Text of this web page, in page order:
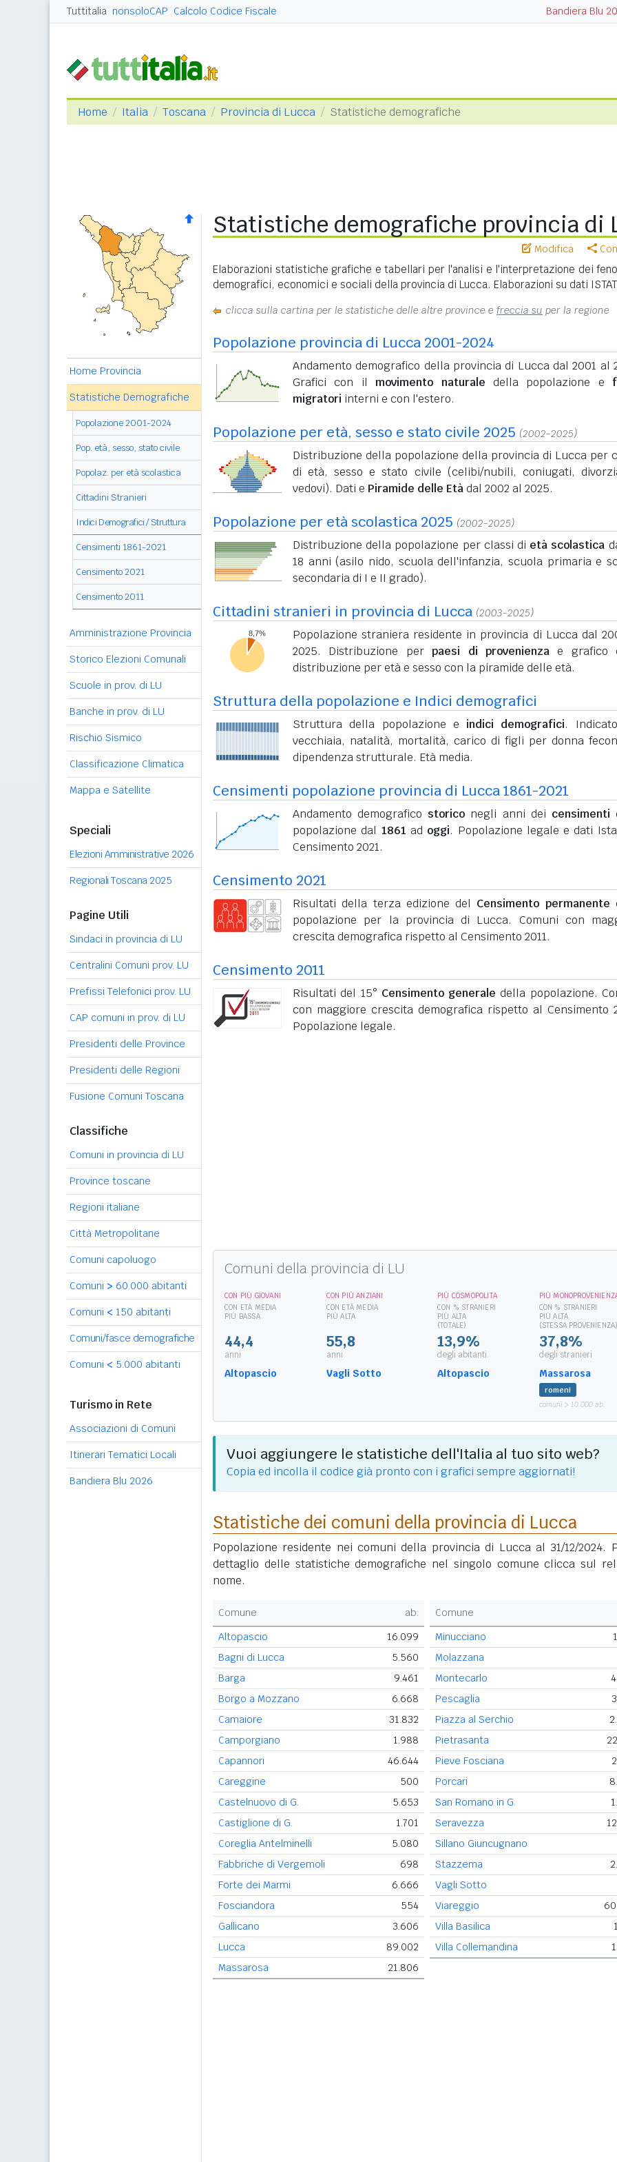
Tuttitalia nonsoloCAP Calcolo Codice Fiscale Bandiera Blu
Home Italia Toscana Provincia di Lucca Statistiche demografiche
Home Provincia
Statistiche Demografiche
Popolazione 2001-2024
Pop. età, sesso, stato civile
Popolaz. per età scolastica
Cittadini Stranieri
Indici Demografici / Struttura
Censimenti 1861-2021
Censimento 2021
Censimento 2011
Amministrazione Provincia
Storico Elezioni Comunali
Scuole in prov. di LU
Banche in prov. di LU
Rischio Sismico
Classificazione Climatica
Mappa e Satellite
Speciali
Elezioni Amministrative 2026
Regionali Toscana 2025
Pagine Utili
Sindaci in provincia di LU
Centralini Comuni prov. LU
Prefissi Telefonici prov. LU
CAP comuni in prov. di LU
Presidenti delle Province
Presidenti delle Regioni
Fusione Comuni Toscana
Classifiche
Comuni in provincia di LU
Province toscane
Regioni italiane
Città Metropolitane
Comuni capoluogo
Comuni > 60.000 abitanti
Comuni < 150 abitanti
Comuni/fasce demografiche
Comuni < 5.000 abitanti
Turismo in Rete
Associazioni di Comuni
Itinerari Tematici Locali
Bandiera Blu 2026
Statistiche demografiche provincia di
Modifica
Elaborazioni statistiche grafiche e tabellari per l'analisi e l'interpretazione dei
demografici, economici e sociali della provincia di Lucca. Elaborazioni su dati
clicca sulla cartina per le statistiche delle altre province e freccia su per la regione
Popolazione provincia di Lucca 2001-2024
Andamento demografico della provincia di Lucca dal 2001 al
Grafici con il movimento naturale della popolazione e
migratori interni e con l'estero.
Popolazione per età, sesso e stato civile 2025 (2002-2025)
Distribuzione della popolazione della provincia di Lucca per
di età, sesso e stato civile (celibi/nubili, coniugati,
vedovi). Dati e Piramide delle Etàdal 2002 al 2025.
Popolazione per età scolastica 2025 (2002-2025)
Distribuzione della popolazione per classi di età scolastica
18 anni (asilo nido, scuola dell'infanzia, scuola primaria e
secondaria di I e II grado).
Cittadini stranieri in provincia di Lucca (2003-2025)
Popolazione straniera residente in provincia di Lucca dal
2025. Distribuzione perpaesi di provenienzae grafico
distribuzione per età e sesso con la piramide delle età.
Struttura della popolazione e Indici demografici
Struttura della popolazione e indici demografici.
vecchiaia, natalità, mortalità, carico di figli per donna
dipendenza strutturale. Età media.
Censimenti popolazione provincia di Lucca 1861-2021
Andamento demografico storico negli anni dei censimenti
popolazione dal 1861 ad oggi. Popolazione legale e dati
Censimento 2021.
Censimento 2021
Risultati della terza edizione del Censimento permanente
popolazione per la provincia di Lucca. Comuni con
crescita demografica rispetto al Censimento 2011.
Censimento 2011
Risultati del 15° Censimento generale della popolazione.
con maggiore crescita demografica rispetto al Censimento
Popolazione legale.
Comuni della provincia di LU
CON PIÙ GIOVANI
CON ETÀ MEDIA
PIÙ BASSA
44,4
anni
Altopascio
CON PIÙ ANZIANI
CON ETÀ MEDIA
PIÙ ALTA
55,8
anni
Vagli Sotto
PIÙ COSMOPOLITA
CON % STRANIERI
PIÙ ALTA
(TOTALE)
13,9%
degli abitanti
Altopascio
PIÙ
CON % STRANIERI
PIÙ ALTA
(STESSA
37,8%
degli stranieri
Massarosa
romeni
comuni > 10.000 ab.
Vuoi aggiungere le statistiche dell'Italia al tuo sito web?
Copia ed incolla il codice già pronto con i grafici sempre aggiornati!
Statistiche dei comuni della provincia di Lucca
Popolazione residente nei comuni della provincia di Lucca al 31/12/2024.
dettaglio delle statistiche demografiche nel singolo comune clicca sul
nome.
Comune
ab.
Altopascio
16.099
Bagni di Lucca
5.560
Barga
9.461
Borgo a Mozzano
6.668
Camaiore
31.832
Camporgiano
1.988
Capannori
46.644
Careggine
500
Castelnuovo di G.
5.653
Castiglione di G.
1.701
Coreglia Antelminelli
5.080
Fabbriche di Vergemoli
698
Forte dei Marmi
6.666
Fosciandora
554
Gallicano
3.606
Lucca
89.002
Massarosa
21.806
Comune
Minucciano
Molazzana
Montecarlo
Pescaglia
Piazza al Serchio
Pietrasanta
Pieve Fosciana
Porcari
San Romano in G.
Seravezza
Sillano Giuncugnano
Stazzema
Vagli Sotto
Viareggio
Villa Basilica
Villa Collemandina